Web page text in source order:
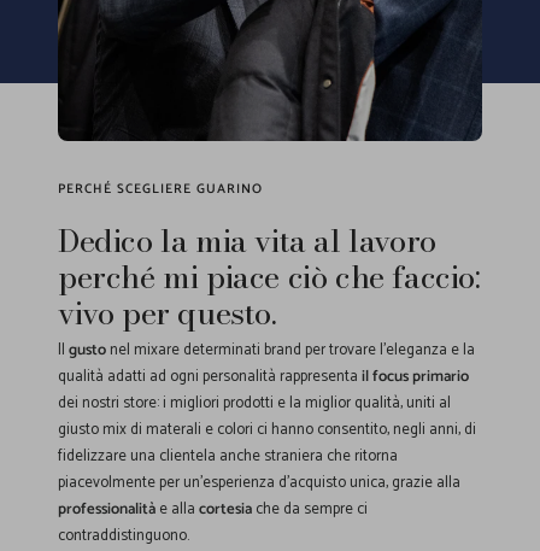
PERCHÉ SCEGLIERE GUARINO
Dedico la mia vita al lavoro
perché mi piace ciò che faccio:
vivo per questo.
Ilgustonel mixare determinati brand per trovare l'eleganza e la
qualità adatti ad ogni personalità rappresentail focus primario
dei nostri store: i migliori prodotti e la miglior qualità, uniti al
giusto mix di materali e colori ci hanno consentito, negli anni, di
fidelizzare una clientela anche straniera che ritorna
piacevolmente per un'esperienza d'acquisto unica, grazie alla
professionalitàe allacortesiache da sempre ci
contraddistinguono.